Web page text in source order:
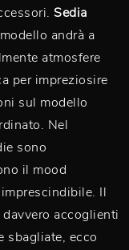
Sedia
andrà a
atmosfere
per impreziosire
sul modello
Nel
sono
il mood
Il
accoglienti
sbagliate, ecco